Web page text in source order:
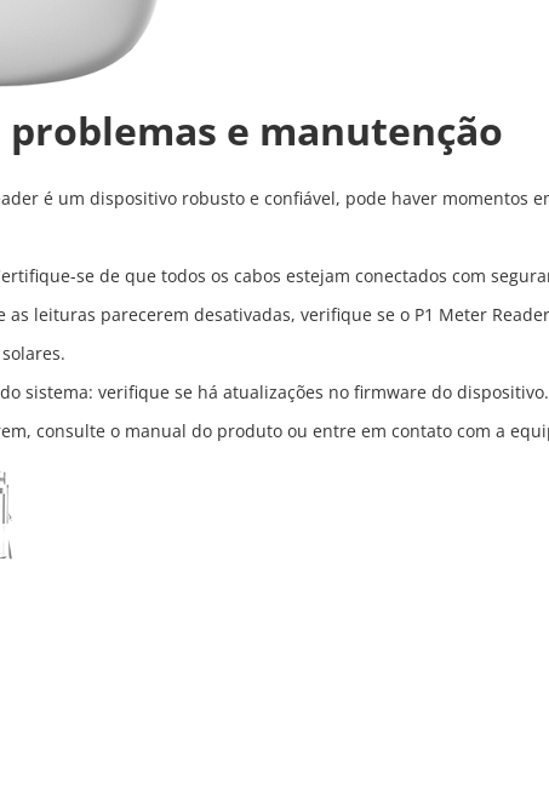
problemas e manutenção
é um dispositivo robusto e confiável, pode haver momentos
se de que todos os cabos estejam conectados com
as leituras parecerem desativadas, verifique se o P1 Meter
sistema: verifique se há atualizações no firmware do
consulte o manual do produto ou entre em contato com a